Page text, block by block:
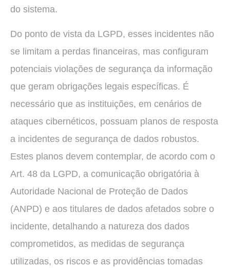
do sistema.
Do ponto de vista da LGPD, esses incidentes não
se limitam a perdas financeiras, mas configuram
potenciais violações de segurança da informação
que geram obrigações legais específicas. É
necessário que as instituições, em cenários de
ataques cibernéticos, possuam planos de resposta
a incidentes de segurança de dados robustos.
Estes planos devem contemplar, de acordo com o
Art. 48 da LGPD, a comunicação obrigatória à
Autoridade Nacional de Proteção de Dados
(ANPD) e aos titulares de dados afetados sobre o
incidente, detalhando a natureza dos dados
comprometidos, as medidas de segurança
utilizadas, os riscos e as providências tomadas